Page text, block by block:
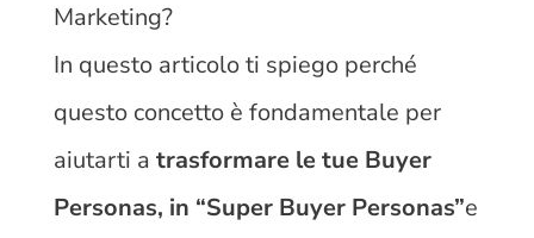
Marketing?
In questo articolo ti spiego perché
questo concetto è fondamentale per
aiutarti a trasformare le tue Buyer
Personas, in “Super Buyer Personas”e